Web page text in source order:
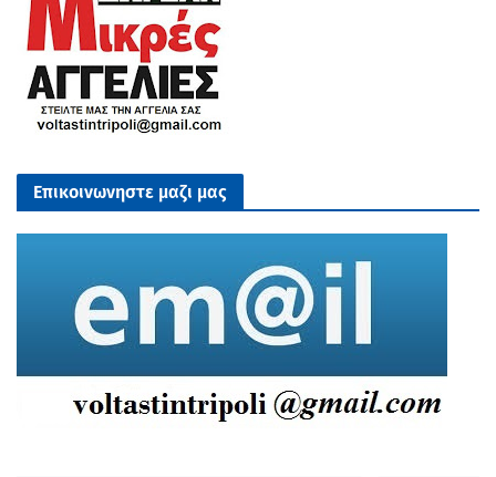
Επικοινωνηστε μαζι μας